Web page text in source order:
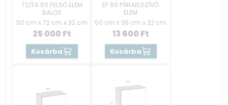
72/FA 50 FELSŐ ELEM
BALOS
50 cm x 72 cm x 32 cm
25 000 Ft
Kosárba
EF 50 PÁRAELSZÍVÓ
ELEM
50 cm x 36 cm x 32 cm
13 600 Ft
Kosárba